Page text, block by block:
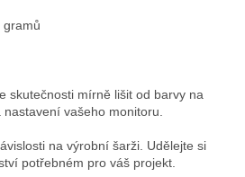
gramů
skutečnosti mírně lišit od barvy na
vašeho monitoru.
na výrobní šarži. Udělejte si
potřebném pro váš projekt.